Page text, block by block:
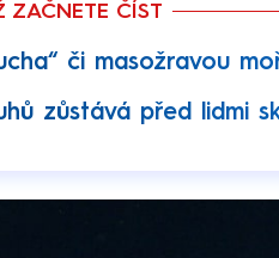
ZAČNETE ČÍST
či masožravou
zůstává před lidmi